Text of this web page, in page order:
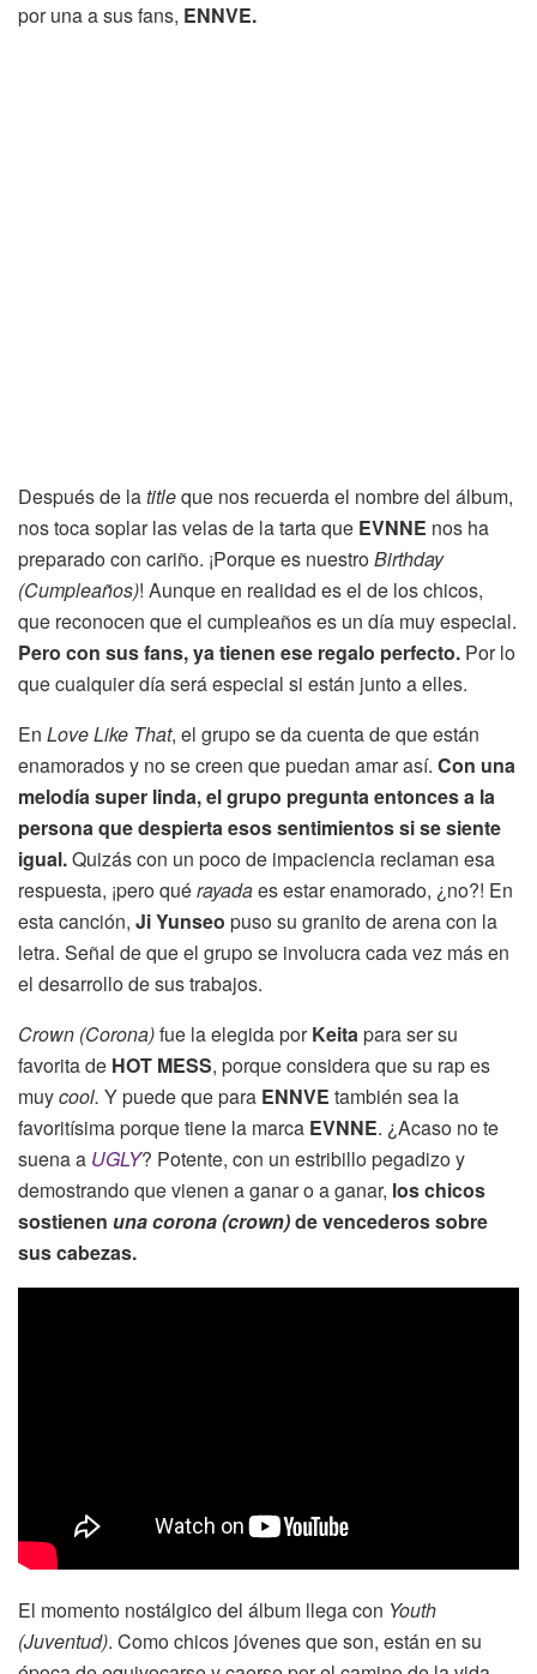
por una a sus fans, ENNVE.
Después de latitleque nos recuerda el nombre del álbum,
nos toca soplar las velas de la tarta que EVNNE nos ha
preparado con cariño. ¡Porque es nuestroBirthday
(Cumpleaños)! Aunque en realidad es el de los chicos,
que reconocen que el cumpleaños es un día muy especial.
Pero con sus fans, ya tienen ese regalo perfecto. Por lo
que cualquier día será especial si están junto a elles.
En Love Like That, el grupo se da cuenta de que están
enamorados y no se creen que puedan amar así. Con una
melodía super linda, el grupo pregunta entonces a la
persona que despierta esos sentimientos si se siente
igual.Quizás con un poco de impaciencia reclaman esa
respuesta, ¡pero quérayadaes estar enamorado, ¿no?! En
esta canción, Ji Yunseo puso su granito de arena con la
letra. Señal de que el grupo se involucra cada vez más en
el desarrollo de sus trabajos.
Crown (Corona)fue la elegida porKeitapara ser su
favorita de HOT MESS, porque considera que su rap es
muycool. Y puede que para ENNVE también sea la
favoritísima porque tiene la marca EVNNE. ¿Acaso no te
suena a UGLY? Potente, con un estribillo pegadizo y
demostrando que vienen a ganar o a ganar, los chicos
sostienen una corona (crown)de vencederos sobre
sus cabezas.
El momento nostálgico del álbum llega con Youth
(Juventud). Como chicos jóvenes que son, están en su